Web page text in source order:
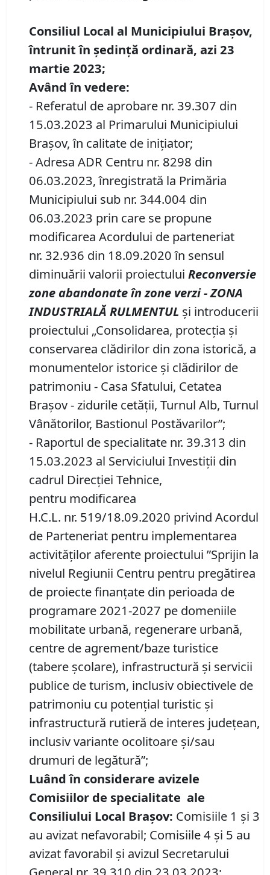
Consiliul Local al Municipiului Brașov,
întrunit în ședință ordinară, azi 23
martie 2023;
Având în vedere:
- Referatul de aprobare nr. 39.307 din
15.03.2023 al Primarului Municipiului
Braşov, în calitate de inițiator;
- Adresa ADR Centru nr. 8298 din
06.03.2023, înregistrată la Primăria
Municipiului sub nr. 344.004 din
06.03.2023 prin care se propune
modificarea Acordului de parteneriat
nr. 32.936 din 18.09.2020 în sensul
diminuării valorii proiectului Reconversie
zone abandonateînzone verzi-ZONA
INDUSTRIALĂ RULMENTUL și introducerii
proiectului „Consolidarea, protecția și
conservarea clădirilor din zona istorică, a
monumentelor istorice și clădirilor de
patrimoniu - Casa Sfatului, Cetatea
Brașov - zidurile cetății, Turnul Alb, Turnul
Vânătorilor, Bastionul Postăvarilor”;
- Raportul de specialitate nr. 39.313 din
15.03.2023 al Serviciului Investiții din
cadrul Direcției Tehnice,
pentru modificarea
H.C.L. nr. 519/18.09.2020 privind Acordul
de Parteneriat pentru implementarea
activităților aferente proiectului ”Sprijin la
nivelul Regiunii Centru pentru pregătirea
de proiecte finanțate din perioada de
programare 2021-2027 pe domeniile
mobilitate urbană, regenerare urbană,
centre de agrement/baze turistice
(tabere școlare), infrastructură și servicii
publice de turism, inclusiv obiectivele de
patrimoniu cu potențial turistic și
infrastructură rutieră de interes județean,
inclusiv variante ocolitoare și/sau
drumuri de legătură”;
Luând în considerare avizele
Comisiilor de specialitate ale
Consiliului Local Brașov: Comisiile 1 și 3
au avizat nefavorabil; Comisiile 4 și 5 au
avizat favorabil și avizul Secretarului